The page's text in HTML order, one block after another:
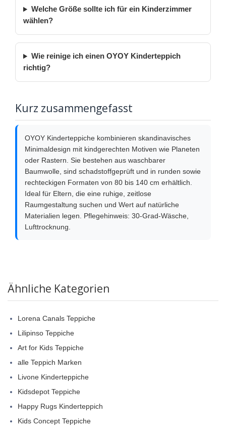
Welche Größe sollte ich für ein Kinderzimmer
wählen?
Wie reinige ich einen OYOY Kinderteppich
richtig?
Kurz zusammengefasst
OYOY Kinderteppiche kombinieren skandinavisches
Minimaldesign mit kindgerechten Motiven wie Planeten
oder Rastern. Sie bestehen aus waschbarer
Baumwolle, sind schadstoffgeprüft und in runden sowie
rechteckigen Formaten von 80 bis 140 cm erhältlich.
Ideal für Eltern, die eine ruhige, zeitlose
Raumgestaltung suchen und Wert auf natürliche
Materialien legen. Pflegehinweis: 30-Grad-Wäsche,
Lufttrocknung.
Ähnliche Kategorien
Lorena Canals Teppiche
Lilipinso Teppiche
Art for Kids Teppiche
alle Teppich Marken
Livone Kinderteppiche
Kidsdepot Teppiche
Happy Rugs Kinderteppich
Kids Concept Teppiche